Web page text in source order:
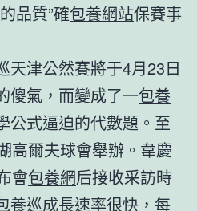
品質”確包養網站保賽事
天津公然賽將于4月23日
傻氣，而變成了一包養
公式逼迫的代數題。至
高爾夫球會舉辦。韋慶
會包養網后接收采訪時
養巡成長速率很快，每